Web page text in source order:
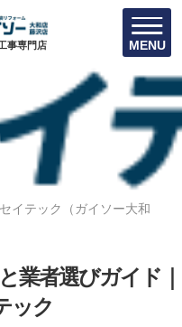
事専門店 MENU
イテック（ガイソー大和
業者選びガイド｜
ック